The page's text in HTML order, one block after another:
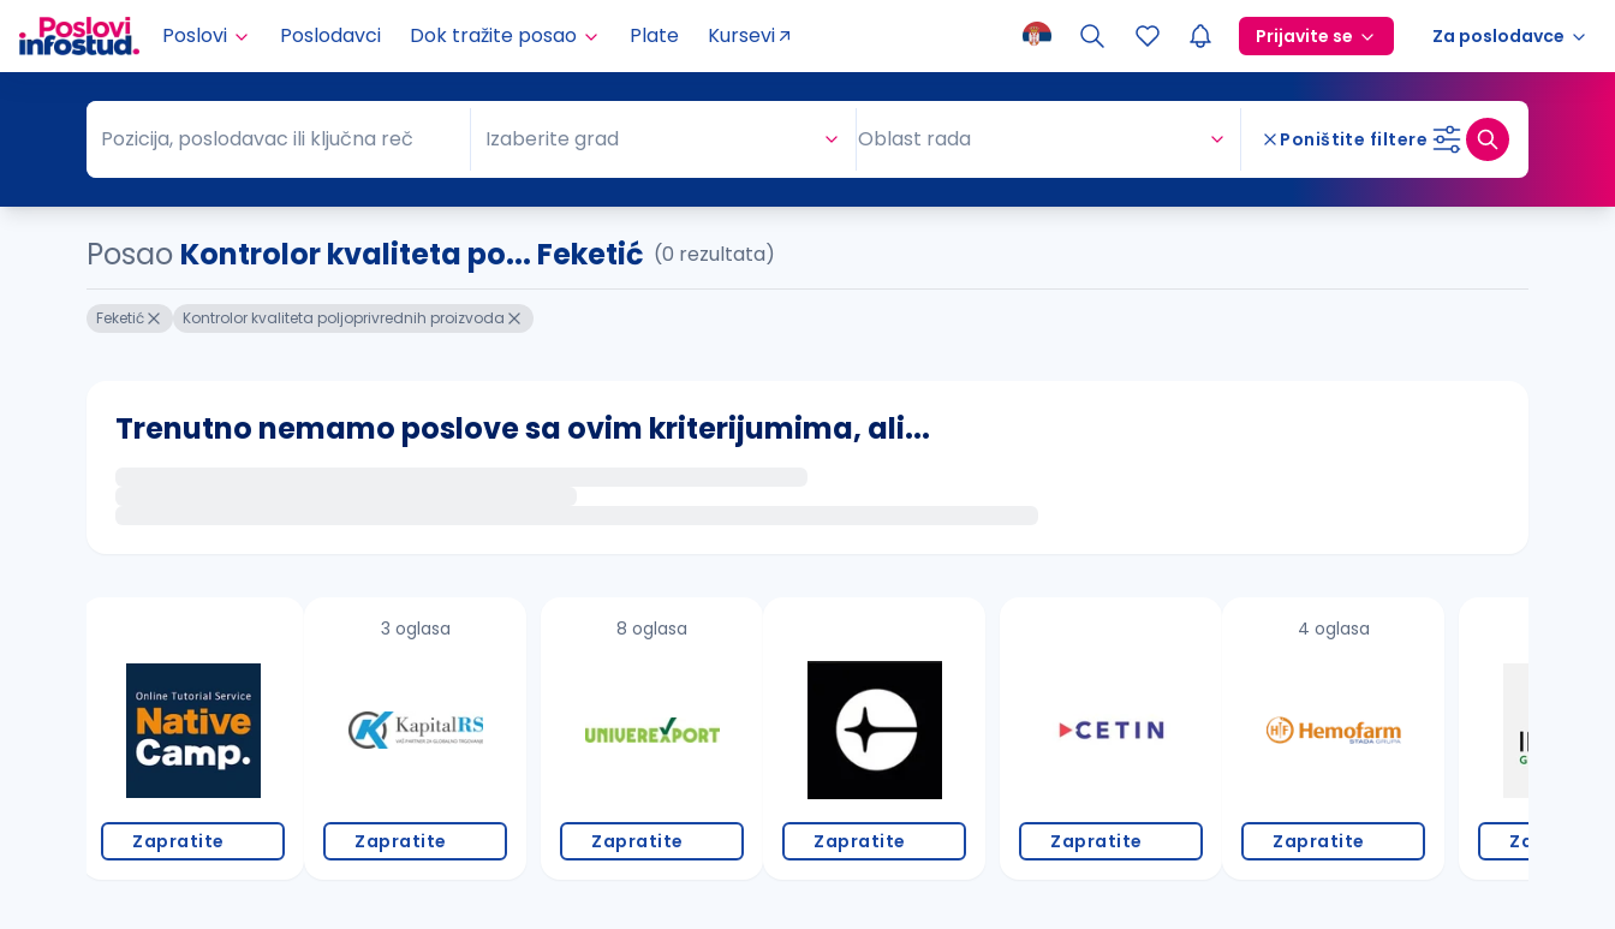
Poslovi Poslodavci Dok tražite posao Plate Kursevi Prijavite se Za poslodavce
Pozicija, poslodavac ili ključna reč
Pozicija, poslodavac ili ključna reč Grad
Izaberite grad Oblast rada Poništite filtere
Posao Kontrolor kvaliteta po... Feketić (0 rezultata)
Feketić Kontrolor kvaliteta poljoprivrednih proizvoda
Trenutno nemamo poslove sa ovim kriterijumima, ali...
proverite pravopisne greške (koristite č, ć, š, đ, ž, dž)
povećajte radijus za odabrani grad
Zapratite
3 oglasa
Zapratite
8 oglasa
Zapratite Zapratite Zapratite
4 oglasa
Zapratite Zapratite